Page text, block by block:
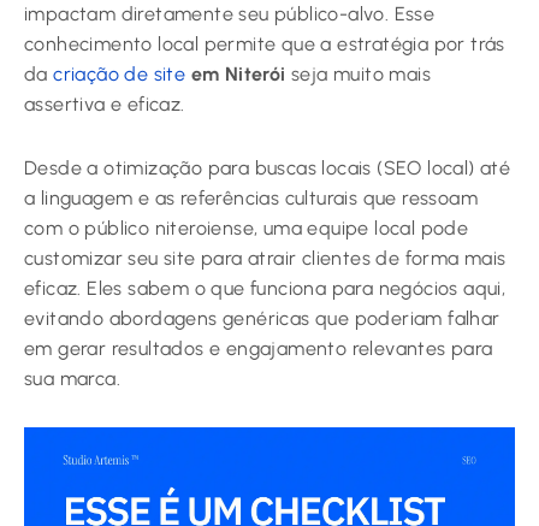
impactam diretamente seu público-alvo. Esse
conhecimento local permite que a estratégia por trás
dacriação de site em Niterói seja muito mais
assertiva e eficaz.
Desde a otimização para buscas locais (SEO local) até
a linguagem e as referências culturais que ressoam
com o público niteroiense, uma equipe local pode
customizar seu site para atrair clientes de forma mais
eficaz. Eles sabem o que funciona para negócios aqui,
evitando abordagens genéricas que poderiam falhar
em gerar resultados e engajamento relevantes para
sua marca.